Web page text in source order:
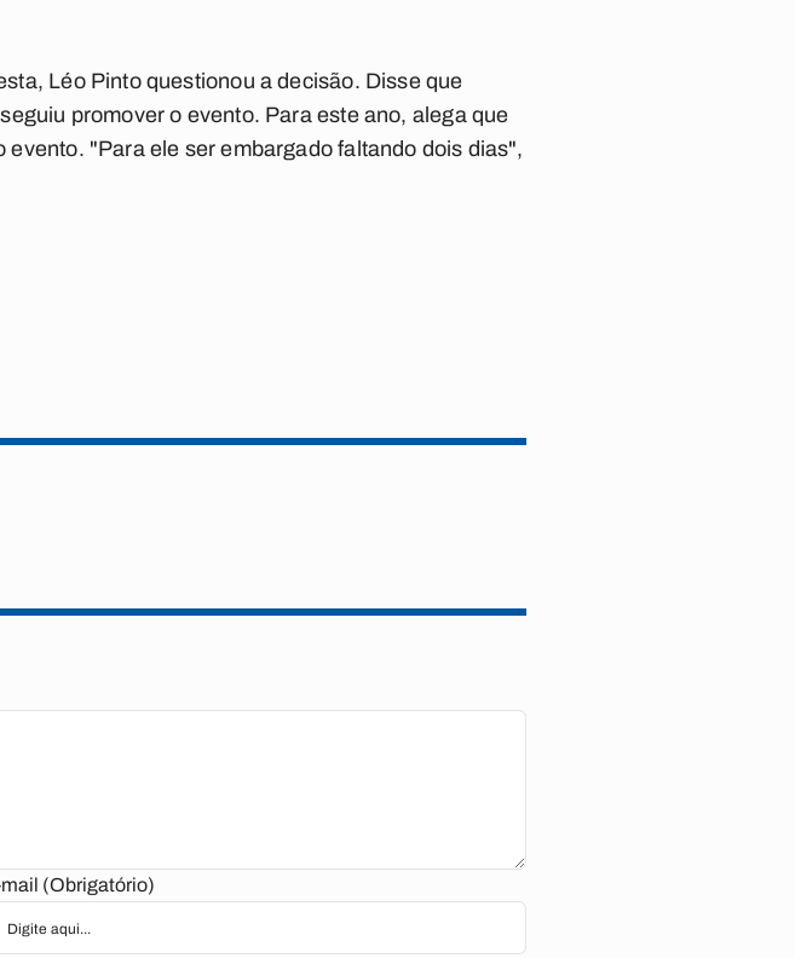
Léo Pinto questionou a decisão. Disse que
promover o evento. Para este ano, alega que
"Para ele ser embargado faltando dois dias",
(Obrigatório)